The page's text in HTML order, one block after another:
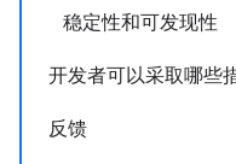
稳定性和可发现性
开发者可以采取哪些
反馈